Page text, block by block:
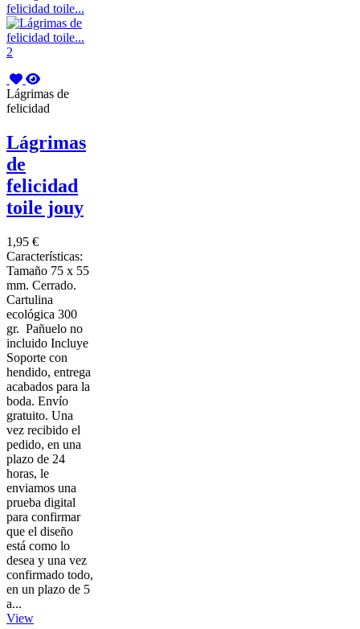
Lágrimas de
felicidad
Lágrimas
de
felicidad
toile jouy
1,95 €
Características:
Tamaño 75 x 55
mm. Cerrado.
Cartulina
ecológica 300
gr. Pañuelo no
incluido Incluye
Soporte con
hendido, entrega
acabados para la
boda. Envío
gratuito. Una
vez recibido el
pedido, en una
plazo de 24
horas, le
enviamos una
prueba digital
para confirmar
que el diseño
está como lo
desea y una vez
confirmado todo,
en un plazo de 5
a...
View